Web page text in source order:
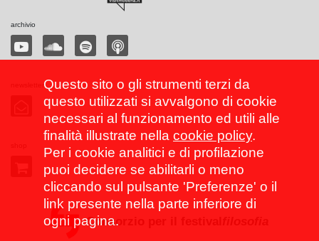
archivio
Consorzio per il festival
Questo sito o gli strumenti terzi da
questo utilizzati si avvalgono di cookie
necessari al funzionamento ed utili alle
finalità illustrate nella cookie policy.
Per i cookie analitici e di profilazione
puoi decidere se abilitarli o meno
cliccando sul pulsante 'Preferenze' o il
link presente nella parte inferiore di
ogni pagina.